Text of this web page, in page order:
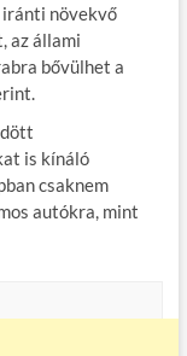
iránti növekvő
az állami
bővülhet a
is kínáló
csaknem
autókra, mint